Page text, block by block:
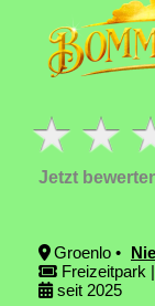
Jetzt
Groenlo •
Freizeitpark
seit 2025